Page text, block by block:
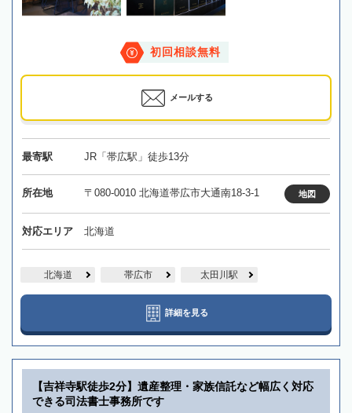
初回相談無料
メールする
最寄駅 JR「帯広駅」徒歩13分
所在地 〒080-0010 北海道帯広市大通南18-3-1 地図
対応エリア 北海道
北海道 帯広市 太田川駅
詳細を見る
【吉祥寺駅徒歩2分】遺産整理・家族信託など幅広く対応
できる司法書士事務所です